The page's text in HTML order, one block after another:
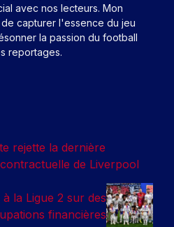
avec nos lecteurs. Mon
de capturer l'essence du jeu
la passion du football
reportages.
rejette la dernière
de Liverpool
la Ligue 2 sur des
financières